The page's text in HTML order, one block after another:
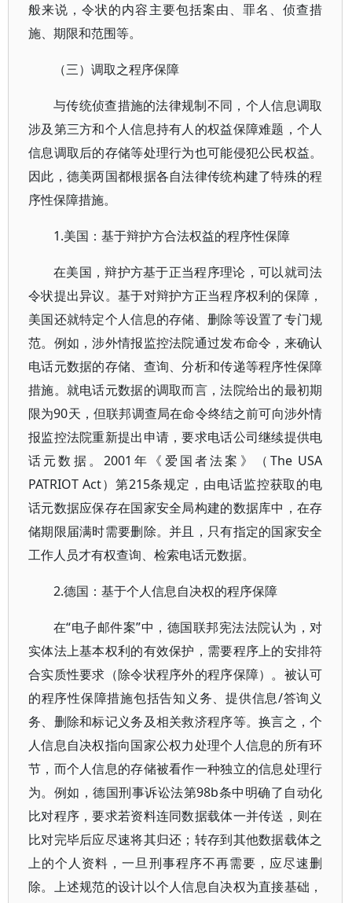
般来说，令状的内容主要包括案由、罪名、侦查措
施、期限和范围等。
（三）调取之程序保障
与传统侦查措施的法律规制不同，个人信息调取
涉及第三方和个人信息持有人的权益保障难题，个人
信息调取后的存储等处理行为也可能侵犯公民权益。
因此，德美两国都根据各自法律传统构建了特殊的程
序性保障措施。
1.美国：基于辩护方合法权益的程序性保障
在美国，辩护方基于正当程序理论，可以就司法
令状提出异议。基于对辩护方正当程序权利的保障，
美国还就特定个人信息的存储、删除等设置了专门规
范。例如，涉外情报监控法院通过发布命令，来确认
电话元数据的存储、查询、分析和传递等程序性保障
措施。就电话元数据的调取而言，法院给出的最初期
限为90天，但联邦调查局在命令终结之前可向涉外情
报监控法院重新提出申请，要求电话公司继续提供电
话元数据。2001年《爱国者法案》（The USA
PATRIOT Act）第215条规定，由电话监控获取的电
话元数据应保存在国家安全局构建的数据库中，在存
储期限届满时需要删除。并且，只有指定的国家安全
工作人员才有权查询、检索电话元数据。
2.德国：基于个人信息自决权的程序保障
在“电子邮件案”中，德国联邦宪法法院认为，对
实体法上基本权利的有效保护，需要程序上的安排符
合实质性要求（除令状程序外的程序保障）。被认可
的程序性保障措施包括告知义务、提供信息/答询义
务、删除和标记义务及相关救济程序等。换言之，个
人信息自决权指向国家公权力处理个人信息的所有环
节，而个人信息的存储被看作一种独立的信息处理行
为。例如，德国刑事诉讼法第98b条中明确了自动化
比对程序，要求若资料连同数据载体一并传送，则在
比对完毕后应尽速将其归还；转存到其他数据载体之
上的个人资料，一旦刑事程序不再需要，应尽速删
除。上述规范的设计以个人信息自决权为直接基础，